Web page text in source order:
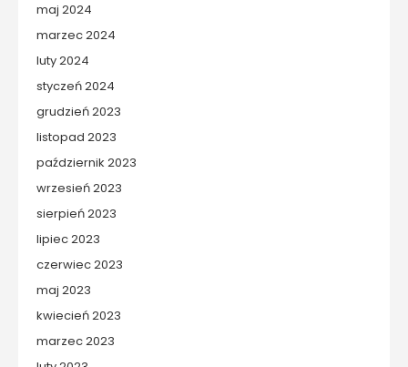
maj 2024
marzec 2024
luty 2024
styczeń 2024
grudzień 2023
listopad 2023
październik 2023
wrzesień 2023
sierpień 2023
lipiec 2023
czerwiec 2023
maj 2023
kwiecień 2023
marzec 2023